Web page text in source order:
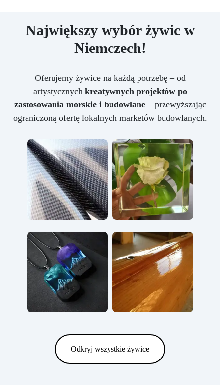
Największy wybór żywic w
Niemczech!
Oferujemy żywice na każdą potrzebę – od
artystycznych kreatywnych projektów po
zastosowania morskie i budowlane– przewyższając
ograniczoną ofertę lokalnych marketów budowlanych.
Odkryj wszystkie żywice